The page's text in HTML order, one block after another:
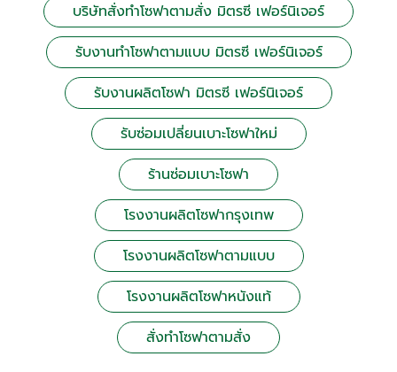
บริษัทสั่งทำโซฟาตามสั่ง มิตรซี เฟอร์นิเจอร์
รับงานทำโซฟาตามแบบ มิตรซี เฟอร์นิเจอร์
รับงานผลิตโซฟา มิตรซี เฟอร์นิเจอร์
รับซ่อมเปลี่ยนเบาะโซฟาใหม่
ร้านซ่อมเบาะโซฟา
โรงงานผลิตโซฟากรุงเทพ
โรงงานผลิตโซฟาตามแบบ
โรงงานผลิตโซฟาหนังแท้
สั่งทำโซฟาตามสั่ง